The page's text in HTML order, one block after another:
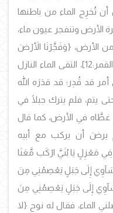
أن تُخرِج الماء من باطنها
وتنفجر عيون ماء،
الأرض، {وَفَجَّرْنَا الأَرْضَ
[القمر:12]، التقى الماء النازل
قد قُدِر؛ قد قدَرَه الله
يتم، فلم يترك جبلًا في
غطَّاه في الأرض، كما قال
يرضَ أن يركب مع أبيه
فِي مَعْزِلٍ يَا بُنَيَّ ارْكَب مَّعَنَا
إِلَى جَبَلٍ يَعْصِمُنِي مِنَ
إِلَى جَبَلٍ يَعْصِمُنِي مِنَ
الماء، فقال له نوح {لا